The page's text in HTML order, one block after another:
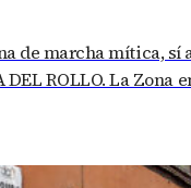
de marcha mítica,
DEL ROLLO. La